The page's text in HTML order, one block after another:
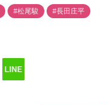
#松尾駿 #長田庄平